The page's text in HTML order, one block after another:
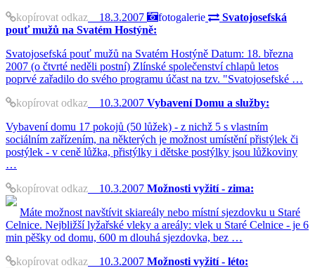
kopírovat odkaz 18.3.2007 fotogalerie
Svatojosefská
pouť mužů na Svatém Hostýně:
Svatojosefská pouť mužů na Svatém Hostýně Datum: 18. března
2007 (o čtvrté neděli postní) Zlínské společenství chlapů letos
poprvé zařadilo do svého programu účast na tzv. "Svatojosefské …
kopírovat odkaz 10.3.2007 Vybavení Domu a služby:
Vybavení domu 17 pokojů (50 lůžek) - z nichž 5 s vlastním
sociálním zařízením, na některých je možnost umístění přistýlek či
postýlek - v ceně lůžka, přistýlky i dětske postýlky jsou lůžkoviny
…
kopírovat odkaz 10.3.2007 Možnosti vyžití - zima:
Máte možnost navštívit skiareály nebo místní sjezdovku u Staré
Celnice. Nejbližší lyžařské vleky a areály: vlek u Staré Celnice - je 6
min pěšky od domu, 600 m dlouhá sjezdovka, bez …
kopírovat odkaz 10.3.2007 Možnosti vyžití - léto: